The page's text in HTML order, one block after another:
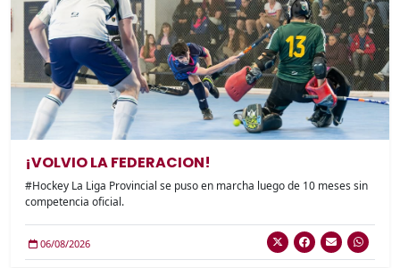
¡VOLVIO LA FEDERACION!
#Hockey La Liga Provincial se puso en marcha luego de 10 meses sin
competencia oficial.
06/08/2026